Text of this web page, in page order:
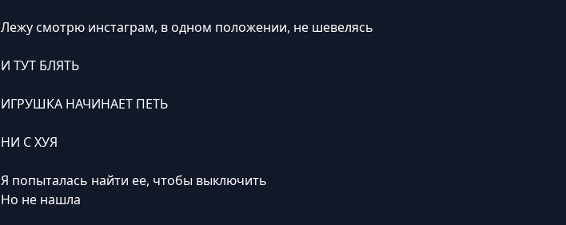
Лежу смотрю инстаграм, в одном положении, не шевелясь
И ТУТ БЛЯТЬ
ИГРУШКА НАЧИНАЕТ ПЕТЬ
НИ С ХУЯ
Я попыталась найти ее, чтобы выключить
Но не нашла